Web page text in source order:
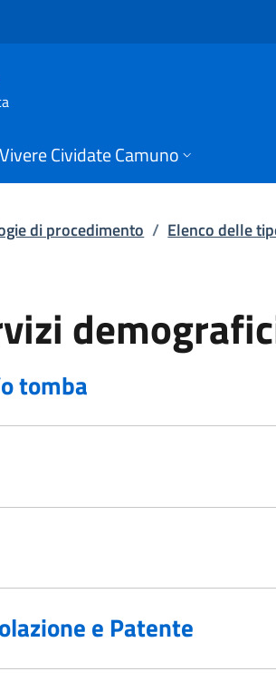
delle
Vivere Cividate Camuno
di procedimento / Elenco delle
tomba
e Patente